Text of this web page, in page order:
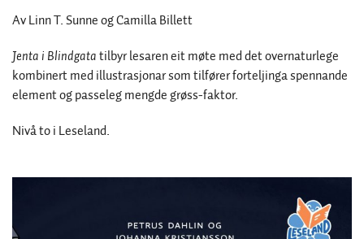
Av Linn T. Sunne og Camilla Billett
Jenta i Blindgatatilbyr lesaren eit møte med det overnaturlege
kombinert med illustrasjonar som tilfører forteljinga spennande
element og passeleg mengde grøss-faktor.
Nivå to i Leseland.